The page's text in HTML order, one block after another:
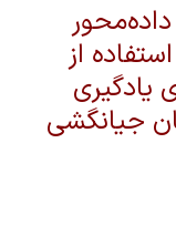
از
جیانگشی